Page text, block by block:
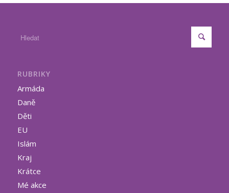
RUBRIKY
Armáda
Daně
Děti
EU
Islám
Kraj
Krátce
Mé akce